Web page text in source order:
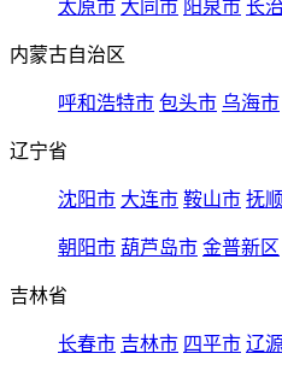
太原市 大同市 阳泉市 长
内蒙古自治区
呼和浩特市 包头市 乌海市
辽宁省
沈阳市 大连市 鞍山市 抚
朝阳市 葫芦岛市 金普新区
吉林省
长春市 吉林市 四平市 辽